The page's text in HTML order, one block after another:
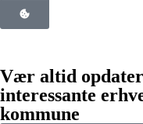
Vær altid
interessante
kommune